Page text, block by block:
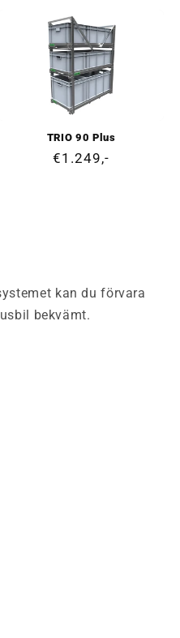
TRIO 90 Plus
Ordinarie
€1.249,-
kan du förvara
bekvämt.